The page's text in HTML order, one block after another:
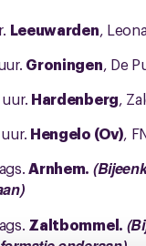
Leeuwarden,
Groningen, De
Hardenberg,
Hengelo (Ov),
Arnhem.
Zaltbommel.